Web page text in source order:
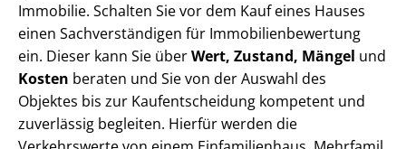
Immobilie. Schalten Sie vor dem Kauf eines Hauses
einen Sach­ver­stän­di­gen für Im­mo­bi­li­en­be­wer­tung
ein. Dieser kann Sie überWert, Zustand, Mängel und
Kosten beraten und Sie von der Auswahl des
Objektes bis zur Kauf­ent­schei­dung kompetent und
zuverlässig begleiten. Hierfür werden die